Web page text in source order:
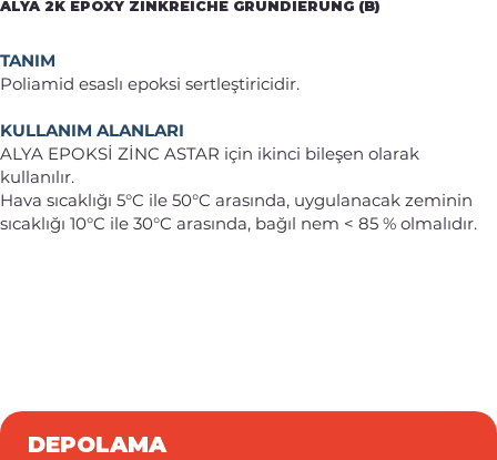
ALYA 2K EPOXY ZINKREICHE GRUNDIERUNG (B)
TANIM
Poliamid esaslı epoksi sertleştiricidir.
KULLANIM ALANLARI
ALYA EPOKSİ ZİNC ASTAR için ikinci bileşen olarak
kullanılır.
Hava sıcaklığı 5°C ile 50°C arasında, uygulanacak zeminin
sıcaklığı 10°C ile 30°C arasında, bağıl nem < 85 % olmalıdır.
DEPOLAMA